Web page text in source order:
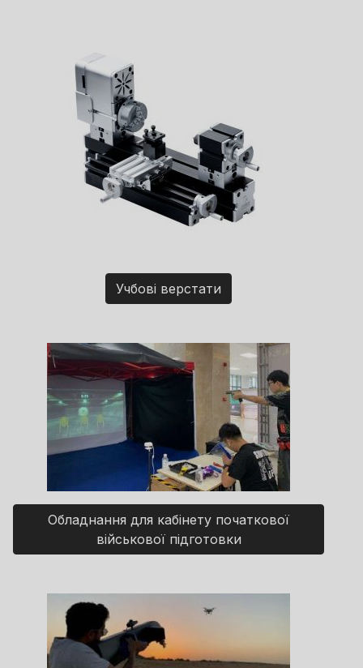
Учбові верстати
Обладнання для кабінету початкової
військової підготовки